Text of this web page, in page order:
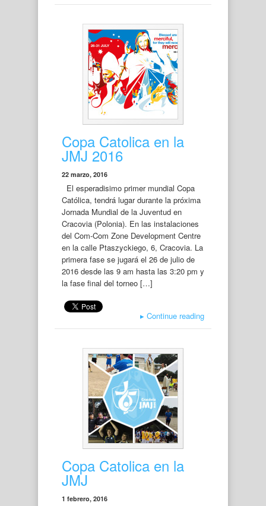
Copa Catolica en la
JMJ 2016
22 marzo, 2016
El esperadisimo primer mundial Copa
Católica, tendrá lugar durante la próxima
Jornada Mundial de la Juventud en
Cracovia (Polonia). En las instalaciones
del Com-Com Zone Development Centre
en la calle Ptaszyckiego, 6, Cracovia. La
primera fase se jugará el 26 de julio de
2016 desde las 9 am hasta las 3:20 pm y
la fase final del torneo […]
▸ Continue reading
Copa Catolica en la
JMJ
1 febrero, 2016